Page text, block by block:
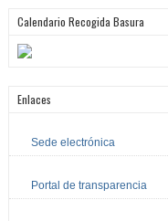
Calendario Recogida Basura
Enlaces
Sede electrónica
Portal de transparencia